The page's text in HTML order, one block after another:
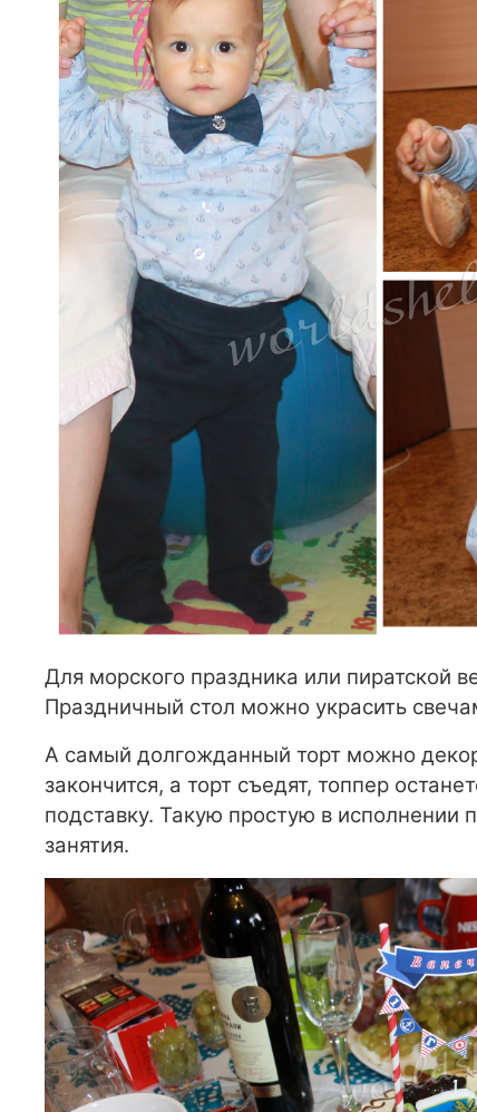
Для морского праздника или
Праздничный стол можно украсить
А самый долгожданный торт можно
закончится, а торт съедят, топпер
подставку. Такую простую в исполнении
занятия.